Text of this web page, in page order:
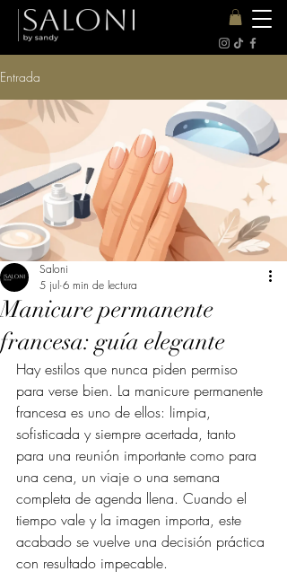
Entrada
Manicure permanente
francesa: guía elegante
Saloni
5 jul 6 min de lectura
Hay estilos que nunca piden permiso
para verse bien. La manicure permanente
francesa es uno de ellos: limpia,
sofisticada y siempre acertada, tanto
para una reunión importante como para
una cena, un viaje o una semana
completa de agenda llena. Cuando el
tiempo vale y la imagen importa, este
acabado se vuelve una decisión práctica
con resultado impecable.